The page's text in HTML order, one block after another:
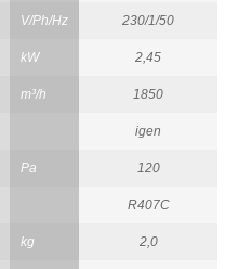
V/Ph/Hz 230/1/50
kW 2,45
m³/h 1850
igen
Pa 120
R407C
kg 2,0